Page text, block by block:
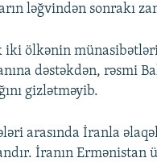
ləğvindən sonrakı
iki ölkənin
dəstəkdən, rəsmi
gizlətməyib.
arasında İranla
İranın Ermənistan